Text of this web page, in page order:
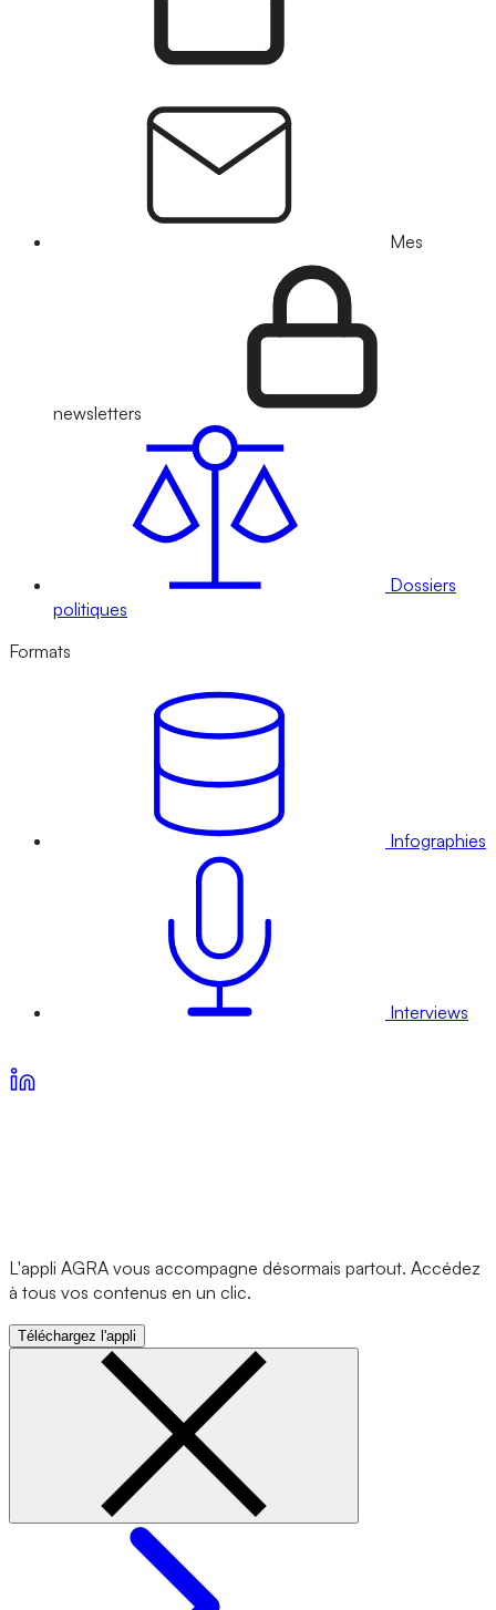
Mes
newsletters
Dossiers
politiques
Formats
Infographies
Interviews
L'appli AGRA vous accompagne désormais partout. Accédez
à tous vos contenus en un clic.
Téléchargez l'appli